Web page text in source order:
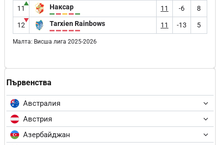
Първенства
Австралия
Австрия
Азербайджан
11
▲ Наксар 11 -6 8
12
▼ Tarxien Rainbows 11 -13 5
Малта: Висша лига 2025-2026